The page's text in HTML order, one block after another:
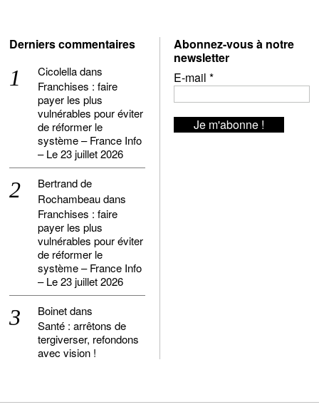
Derniers commentaires
Cicolelladans
Franchises : faire
payer les plus
vulnérables pour éviter
de réformer le
système – France Info
– Le 23 juillet 2026
Bertrand de
Rochambeaudans
Franchises : faire
payer les plus
vulnérables pour éviter
de réformer le
système – France Info
– Le 23 juillet 2026
Boinetdans
Santé : arrêtons de
tergiverser, refondons
avec vision !
Abonnez-vous à notre
newsletter
E-mail *